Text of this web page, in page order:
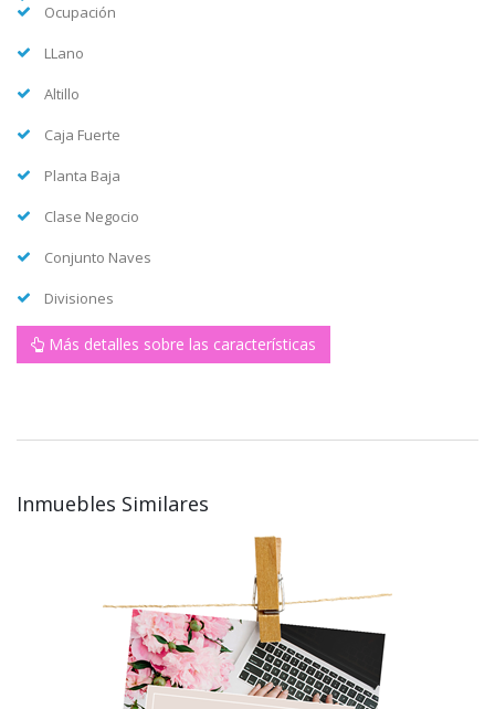
Ocupación
LLano
Altillo
Caja Fuerte
Planta Baja
Clase Negocio
Conjunto Naves
Divisiones
Más detalles sobre las características
Inmuebles Similares